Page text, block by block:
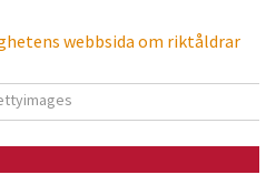
webbsida om riktåldrar
hemsidans
och
uppbyggnad,